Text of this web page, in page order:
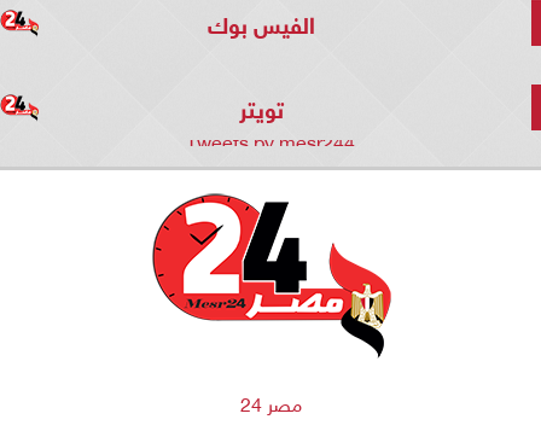
الفيس بوك
تويتر
Tweets by mesr244
مصر 24